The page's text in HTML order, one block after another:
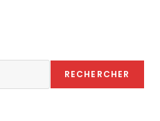
RECHERCHER